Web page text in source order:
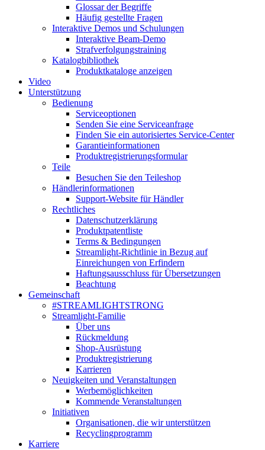
Glossar der Begriffe
Häufig gestellte Fragen
Interaktive Demos und Schulungen
Interaktive Beam-Demo
Strafverfolgungstraining
Katalogbibliothek
Produktkataloge anzeigen
Video
Unterstützung
Bedienung
Serviceoptionen
Senden Sie eine Serviceanfrage
Finden Sie ein autorisiertes Service-Center
Garantieinformationen
Produktregistrierungsformular
Teile
Besuchen Sie den Teileshop
Händlerinformationen
Support-Website für Händler
Rechtliches
Datenschutzerklärung
Produktpatentliste
Terms & Bedingungen
Streamlight-Richtlinie in Bezug auf
Einreichungen von Erfindern
Haftungsausschluss für Übersetzungen
Beachtung
Gemeinschaft
#STREAMLIGHTSTRONG
Streamlight-Familie
Über uns
Rückmeldung
Shop-Ausrüstung
Produktregistrierung
Karrieren
Neuigkeiten und Veranstaltungen
Werbemöglichkeiten
Kommende Veranstaltungen
Initiativen
Organisationen, die wir unterstützen
Recyclingprogramm
Karriere